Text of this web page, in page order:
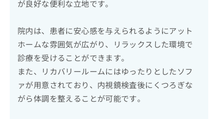
が良好な便利な立地です。
院内は、患者に安心感を与えられるようにアット
ホームな雰囲気が広がり、リラックスした環境で
診療を受けることができます。
また、リカバリールームにはゆったりとしたソフ
ァが用意されており、内視鏡検査後にくつろぎな
がら体調を整えることが可能です。